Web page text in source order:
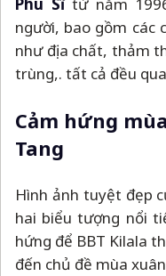
Phú Sĩ từ năm
người, bao gồm các
như địa chất, thảm
trùng,. tất cả đều
Cảm hứng
Tang
Hình ảnh tuyệt đẹp
hai biểu tượng nổi
hứng để BBT Kilala
đến chủ đề mùa